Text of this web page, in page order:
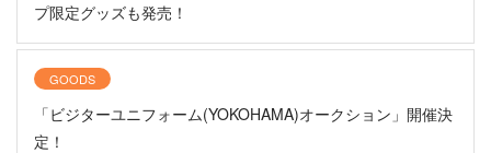
プ限定グッズも発売！
GOODS
「ビジターユニフォーム(YOKOHAMA)オークション」開催決
定！